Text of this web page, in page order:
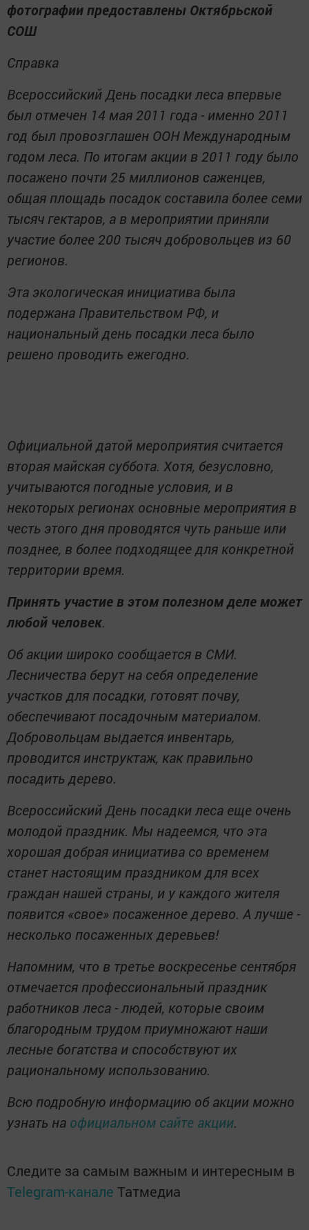
фотографии предоставлены Октябрьской
СОШ
Справка
Всероссийский День посадки леса впервые
был отмечен 14 мая 2011 года - именно 2011
год был провозглашен ООН Международным
годом леса. По итогам акции в 2011 году было
посажено почти 25 миллионов саженцев,
общая площадь посадок составила более семи
тысяч гектаров, а в мероприятии приняли
участие более 200 тысяч добровольцев из 60
регионов.
Эта экологическая инициатива была
подержана Правительством РФ, и
национальный день посадки леса было
решено проводить ежегодно.
Официальной датой мероприятия считается
вторая майская суббота. Хотя, безусловно,
учитываются погодные условия, и в
некоторых регионах основные мероприятия в
честь этого дня проводятся чуть раньше или
позднее, в более подходящее для конкретной
территории время.
Принять участие в этом полезном деле может
любой человек.
Об акции широко сообщается в СМИ.
Лесничества берут на себя определение
участков для посадки, готовят почву,
обеспечивают посадочным материалом.
Добровольцам выдается инвентарь,
проводится инструктаж, как правильно
посадить дерево.
Всероссийский День посадки леса еще очень
молодой праздник. Мы надеемся, что эта
хорошая добрая инициатива со временем
станет настоящим праздником для всех
граждан нашей страны, и у каждого жителя
появится «свое» посаженное дерево. А лучше -
несколько посаженных деревьев!
Напомним, что в третье воскресенье сентября
отмечается профессиональный праздник
работников леса - людей, которые своим
благородным трудом приумножают наши
лесные богатства и способствуют их
рациональному использованию.
Всю подробную информацию об акции можно
узнать на официальном сайте акции.
Следите за самым важным и интересным в
Telegram-канале Татмедиа